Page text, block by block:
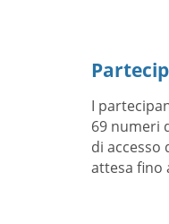
I
69 numeri
di accesso
attesa fino